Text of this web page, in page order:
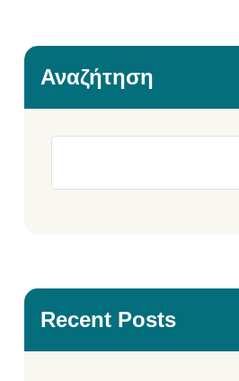
Αναζήτηση
Recent Posts